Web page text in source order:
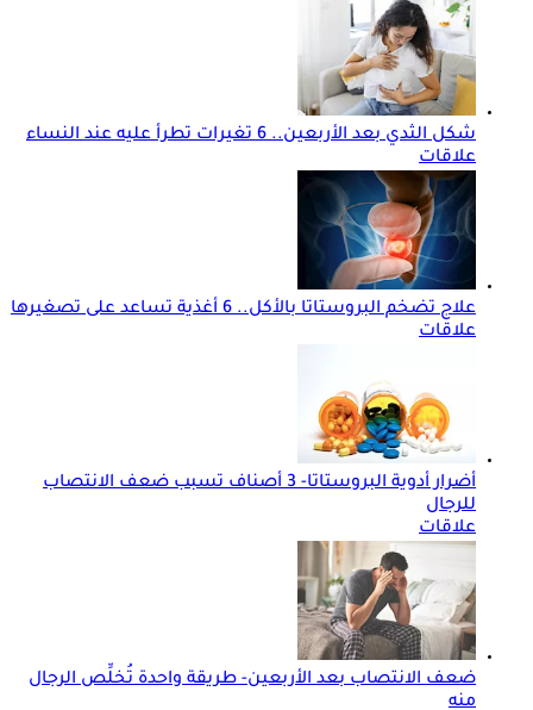
شكل الثدي بعد الأربعين.. 6 تغيرات تطرأ عليه عند النساء
علاقات
علاج تضخم البروستاتا بالأكل.. 6 أغذية تساعد على تصغيرها
علاقات
أضرار أدوية البروستاتا- 3 أصناف تسبب ضعف الانتصاب
للرجال
علاقات
ضعف الانتصاب بعد الأربعين- طريقة واحدة تُخلِّص الرجال
منه